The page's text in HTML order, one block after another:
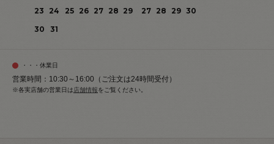
23
24 25 26 27 28 29
30
31
27 28 29 30
・・・休業日
営業時間：10:30～16:00（ご注文は24時間受付）
※各実店舗の営業日は 店舗情報をご覧ください。